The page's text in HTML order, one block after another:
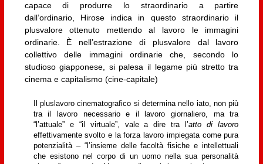
capace di produrre lo straordinario a partire
dall’ordinario, Hirose indica in questo straordinario il
plusvalore ottenuto mettendo al lavoro le immagini
ordinarie. È nell’estrazione di plusvalore dal lavoro
collettivo delle immagini ordinarie che, secondo lo
studioso giapponese, si palesa il legame più stretto tra
cinema e capitalismo (cine-capitale)
Il pluslavoro cinematografico si determina nello iato, non più
tra il lavoro necessario e il lavoro giornaliero, ma tra
“l’attuale” e “il virtuale”, vale a dire tra l’atto di lavoro
effettivamente svolto e la forza lavoro impiegata come pura
potenzialità – “l’insieme delle facoltà fisiche e intellettuali
che esistono nel corpo di un uomo nella sua personalità